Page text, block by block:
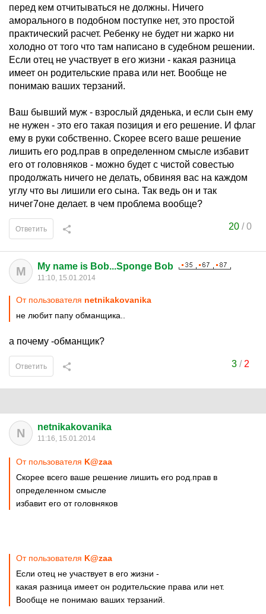
перед кем отчитываться не должны. Ничего
аморального в подобном поступке нет, это простой
практический расчет. Ребенку не будет ни жарко ни
холодно от того что там написано в судебном решении.
Если отец не участвует в его жизни - какая разница
имеет он родительские права или нет. Вообще не
понимаю ваших терзаний.
Ваш бывший муж - взрослый дяденька, и если сын ему
не нужен - это его такая позиция и его решение. И флаг
ему в руки собственно. Скорее всего ваше решение
лишить его род.прав в определенном смысле избавит
его от головняков - можно будет с чистой совестью
продолжать ничего не делать, обвиняя вас на каждом
углу что вы лишили его сына. Так ведь он и так
ничег7оне делает. в чем проблема вообще?
20 /0
Ответить
M My name is Bob...Sponge Bob
11:10, 15.01.2014
От пользователя netnikakovanika
не любит папу обманщика..
а почему -обманщик?
3/ 2
Ответить
N netnikakovanika
11:16, 15.01.2014
От пользователя K@zaa
Скорее всего ваше решение лишить его род.прав в
определенном смысле
избавит его от головняков
От пользователя K@zaa
Если отец не участвует в его жизни -
какая разница имеет он родительские права или нет.
Вообще не понимаю ваших терзаний.